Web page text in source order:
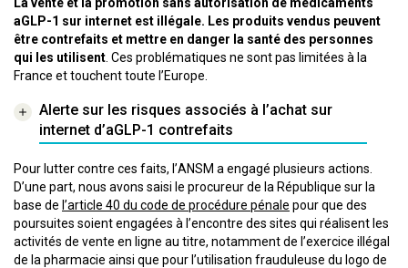
aGLP-1 sur internet est illégale. Les produits vendus peuvent
être contrefaits et mettre en danger la santé des personnes
qui les utilisent . Ces problématiques ne sont pas limitées à la
France et touchent toute l’Europe.
Alerte sur les risques associés à l’achat sur
internet d’aGLP-1 contrefaits
Pour lutter contre ces faits, l’ANSM a engagé plusieurs actions.
D’une part, nous avons saisi le procureur de la République sur la
base de l’article 40 du code de procédure pénale pour que des
poursuites soient engagées à l’encontre des sites qui réalisent les
activités de vente en ligne au titre, notamment de l’exercice illégal
de la pharmacie ainsi que pour l’utilisation frauduleuse du logo de